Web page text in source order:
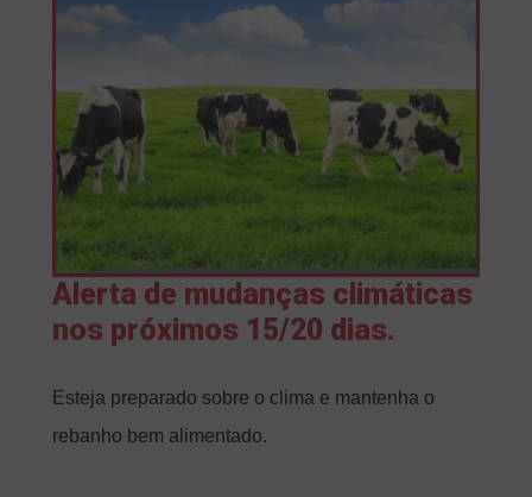
Alerta de mudanças climáticas
nos próximos 15/20 dias.
Esteja preparado sobre o clima e mantenha o
rebanho bem alimentado.